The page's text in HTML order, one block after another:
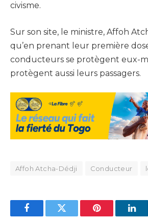
civisme.
Sur son site, le ministre, Affoh
qu’en prenant leur première
conducteurs se protègent eux-
protègent aussi leurs passagers.
Affoh Atcha-Dédji Conducteur
FacebookTwitter Pinterest